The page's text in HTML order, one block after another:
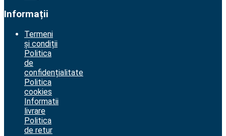
Informații
Termeni
și condiții
Politica
de
confidențialitate
Politica
cookies
Informatii
livrare
Politica
de retur